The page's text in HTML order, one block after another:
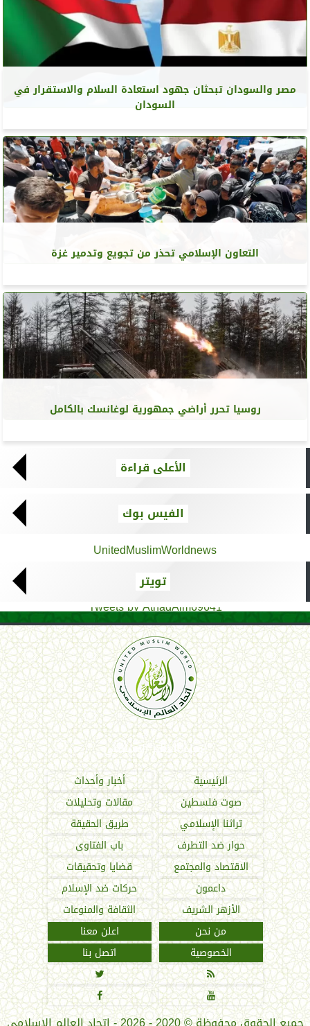
مصر والسودان تبحثان جهود استعادة السلام والاستقرار في
السودان
التعاون الإسلامي تحذر من تجويع وتدمير غزة
روسيا تحرر أراضي جمهورية لوغانسك بالكامل
الأعلى قراءة
الفيس بوك
UnitedMuslimWorldnews
تويتر
Tweets by AthadAlm69641
اتحاد العالم الإسلامي
الرئيسية
أخبار وأحداث
صوت فلسطين
مقالات وتحليلات
تراثنا الإسلامي
طريق الحقيقة
حوار ضد التطرف
باب الفتاوى
الاقتصاد والمجتمع
قضايا وتحقيقات
داعمون
حركات ضد الإسلام
الأزهر الشريف
الثقافة والمنوعات
من نحن
اعلن معنا
الخصوصية
اتصل بنا



